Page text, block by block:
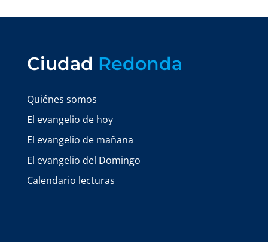
Ciudad Redonda
Quiénes somos
El evangelio de hoy
El evangelio de mañana
El evangelio del Domingo
Calendario lecturas